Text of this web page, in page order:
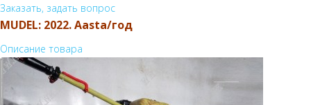
Заказать, задать вопрос
MUDEL: 2022. Aasta/год
Описание товара